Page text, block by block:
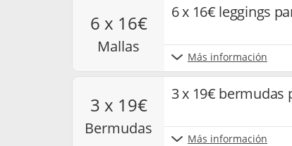
6 x 16€
mallas
6 x 16€ leggings
Más información
3 x 19€
bermudas
3 x 19€ bermudas
Más información